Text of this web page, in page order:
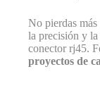
No pierdas
la precisión y la
conector rj45.
proyectos de